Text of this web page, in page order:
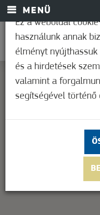
MENÜ
This page can't load
Do you own this
Ez a weboldal
használunk annak
élményt
és a hirdetések
valamint a
segítségével történő